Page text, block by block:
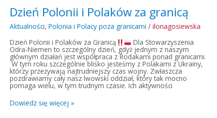
Dzień Polonii i Polaków za granicą
Aktualności, Polonia i Polacy poza granicami / ilonagosiewska
Dzień Polonii i Polaków za Granicą
Dla Stowarzyszenia
Odra-Niemen to szczególny dzień, gdyż jednym z naszym
głównym działań jest współpraca z Rodakami ponad granicami.
W tym roku szczególnie blisko jesteśmy z Polakami z Ukrainy,
którzy przeżywają najtrudniejszy czas wojny. Zwłaszcza
pozdrawiamy cały nasz lwowski oddział, który tak mocno
pomaga wielu, w tym trudnym czasie. Ich aktywności
Dowiedz się więcej »